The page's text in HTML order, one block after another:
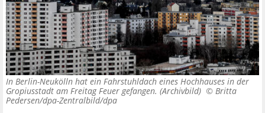
In Berlin-Neukölln hat ein Fahrstuhldach eines Hochhauses in der
Gropiusstadt am Freitag Feuer gefangen. (Archivbild) © Britta
Pedersen/dpa-Zentralbild/dpa